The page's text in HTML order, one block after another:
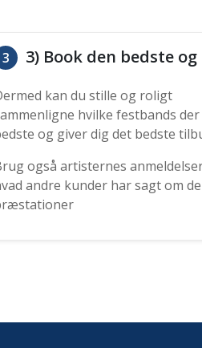
3 3) Book den bedste og
kan du stille og roligt
hvilke festbands der
og giver dig det bedste
også artisternes
andre kunder har sagt om